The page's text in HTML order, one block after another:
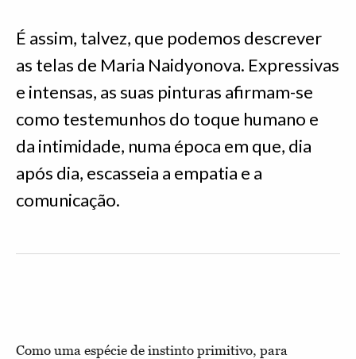
É assim, talvez, que podemos descrever
as telas de Maria Naidyonova. Expressivas
e intensas, as suas pinturas afirmam-se
como testemunhos do toque humano e
da intimidade, numa época em que, dia
após dia, escasseia a empatia e a
comunicação.
Como uma espécie de instinto primitivo, para